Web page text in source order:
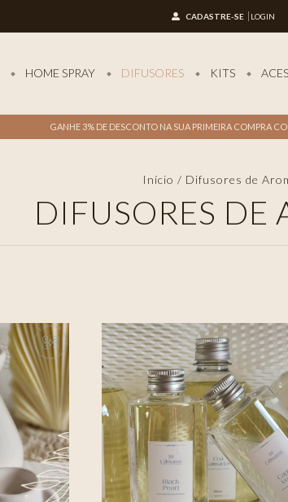
CADASTRE-SE LOGIN
HOME SPRAY DIFUSORES KITS
GANHE 3% DE DESCONTO NA SUA PRIMEIRA COMPRA
Início / Difusores de
DIFUSORES DE